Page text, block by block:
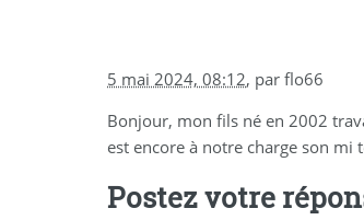
5 mai 2024, 08:12, par flo66
Bonjour, mon fils né en 2002
est encore à notre charge son
Postez votre